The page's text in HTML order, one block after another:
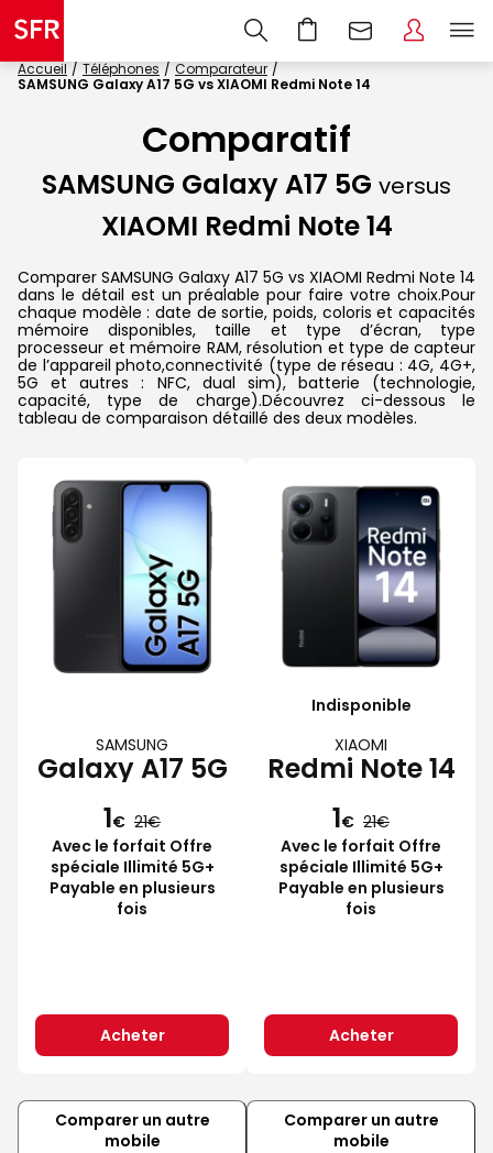
Accueil Téléphones
Comparateur
SAMSUNG Galaxy A17 5G vs XIAOMI Redmi Note 14
Comparatif
SAMSUNG Galaxy A17 5G versus
XIAOMI Redmi Note 14
Comparer SAMSUNG Galaxy A17 5G vs XIAOMI Redmi Note 14
dans le détail est un préalable pour faire votre choix.Pour
chaque modèle : date de sortie, poids, coloris et capacités
mémoire disponibles, taille et type d’écran, type
processeur et mémoire RAM, résolution et type de capteur
de l’appareil photo,connectivité (type de réseau : 4G, 4G+,
5G et autres : NFC, dual sim), batterie (technologie,
capacité, type de charge).Découvrez ci-dessous le
tableau de comparaison détaillé des deux modèles.
SAMSUNG
Galaxy A17 5G
1€ 21
Avec le forfait Offre
spéciale Illimité 5G+
Payable en plusieurs
fois
Acheter
Indisponible
XIAOMI
Redmi Note 14
1€ 21
Avec le forfait Offre
spéciale Illimité 5G+
Payable en plusieurs
fois
Acheter
Comparer un autre
mobile
Comparer un autre
mobile